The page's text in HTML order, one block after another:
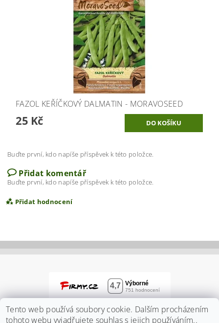
FAZOL KEŘÍČKOVÝ DALMATIN - MORAVOSEED
25 Kč
Buďte první, kdo napíše příspěvek k této položce.
Přidat komentář
Buďte první, kdo napíše příspěvek k této položce.
Přidat hodnocení
Tento web používá soubory cookie. Dalším procházením
tohoto webu vyjadřujete souhlas s jejich používáním..